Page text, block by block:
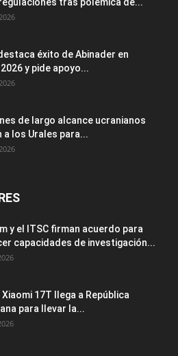
éxito de Abinader en
y pide apoyo...
de largo alcance ucranianos
a los Urales para...
y el ITSC firman acuerdo para
capacidades de investigación...
Xiaomi 17T llega a República
para llevar la...